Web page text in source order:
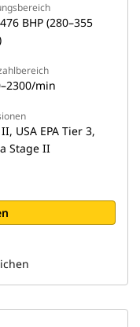
BHP (280–355
min
USA EPA Tier 3,
Stage II